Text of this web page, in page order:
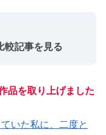
較記事を見る
品を取り上げました
いた私に、二度と